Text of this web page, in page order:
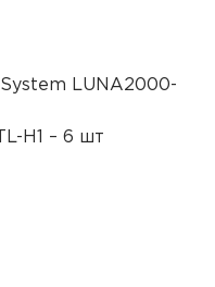
LUNA2000-
H1 – 6 шт